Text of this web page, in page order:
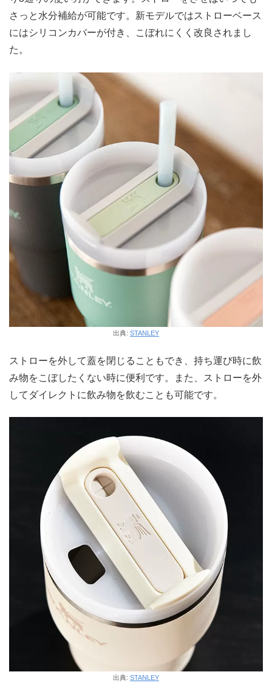
さっと水分補給が可能です。新モデルではストローベース
にはシリコンカバーが付き、こぼれにくく改良されまし
た。
出典: STANLEY
ストローを外して蓋を閉じることもでき、持ち運び時に飲
み物をこぼしたくない時に便利です。また、ストローを外
してダイレクトに飲み物を飲むことも可能です。
出典: STANLEY